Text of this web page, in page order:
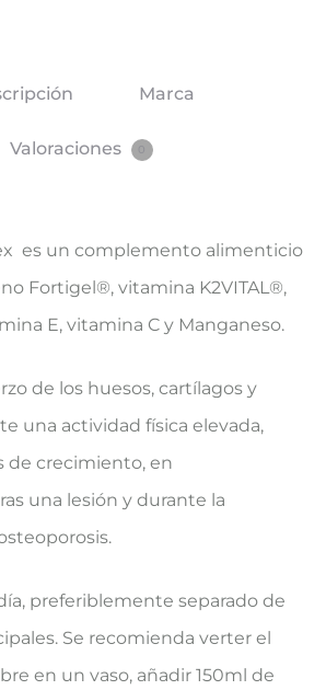
Marca
Valoraciones
es un complemento alimenticio
Fortigel®, vitamina K2VITAL®,
E, vitamina C y Manganeso.
de los huesos, cartílagos y
una actividad física elevada,
de crecimiento, en
una lesión y durante la
preferiblemente separado de
Se recomienda verter el
en un vaso, añadir 150ml de